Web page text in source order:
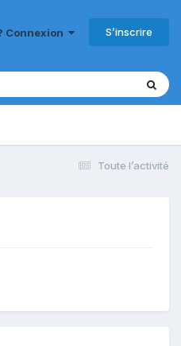
Connexion S’inscrire
Toute l’activité